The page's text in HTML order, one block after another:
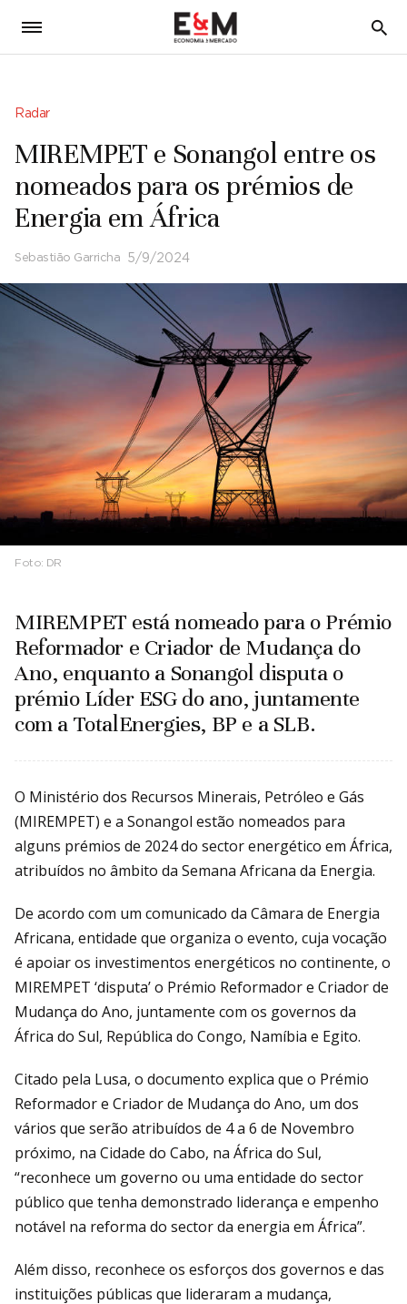
5
Radar
MIREMPET e Sonangol entre os
nomeados para os prémios de
Energia em África
Sebastião Garricha 5/9/2024
Foto: DR
MIREMPET está nomeado para o Prémio
Reformador e Criador de Mudança do
Ano, enquanto a Sonangol disputa o
prémio Líder ESG do ano, juntamente
com a TotalEnergies, BP e a SLB.
O Ministério dos Recursos Minerais, Petróleo e Gás
(MIREMPET) e a Sonangol estão nomeados para
alguns prémios de 2024 do sector energético em África,
atribuídos no âmbito da Semana Africana da Energia.
De acordo com um comunicado da Câmara de Energia
Africana, entidade que organiza o evento, cuja vocação
é apoiar os investimentos energéticos no continente, o
MIREMPET ‘disputa’ o Prémio Reformador e Criador de
Mudança do Ano, juntamente com os governos da
África do Sul, República do Congo, Namíbia e Egito.
Citado pela Lusa, o documento explica que o Prémio
Reformador e Criador de Mudança do Ano, um dos
vários que serão atribuídos de 4 a 6 de Novembro
próximo, na Cidade do Cabo, na África do Sul,
“reconhece um governo ou uma entidade do sector
público que tenha demonstrado liderança e empenho
notável na reforma do sector da energia em África”.
Além disso, reconhece os esforços dos governos e das
instituições públicas que lideraram a mudança,